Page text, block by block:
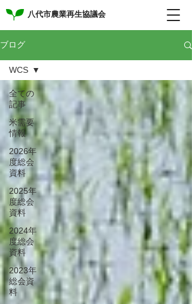
八代市農業再生協議会
ブログ
全ての
記事
米需要
情報
2026年
度総会
資料
2025年
度総会
資料
2024年
度総会
資料
2023年
総会資
料
WCS